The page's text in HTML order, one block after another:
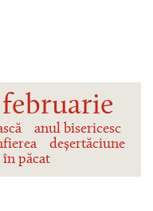
februarie
anul bisericesc
deșertăciune
în păcat